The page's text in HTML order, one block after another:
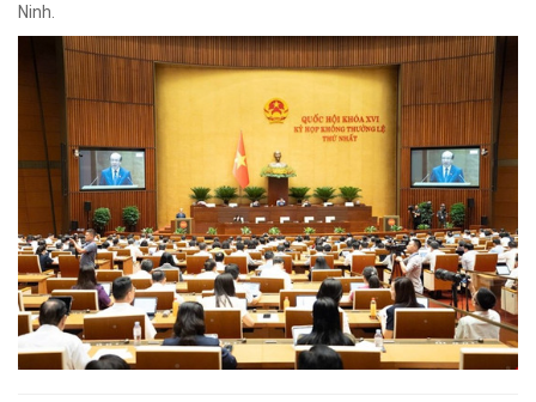
Ninh.